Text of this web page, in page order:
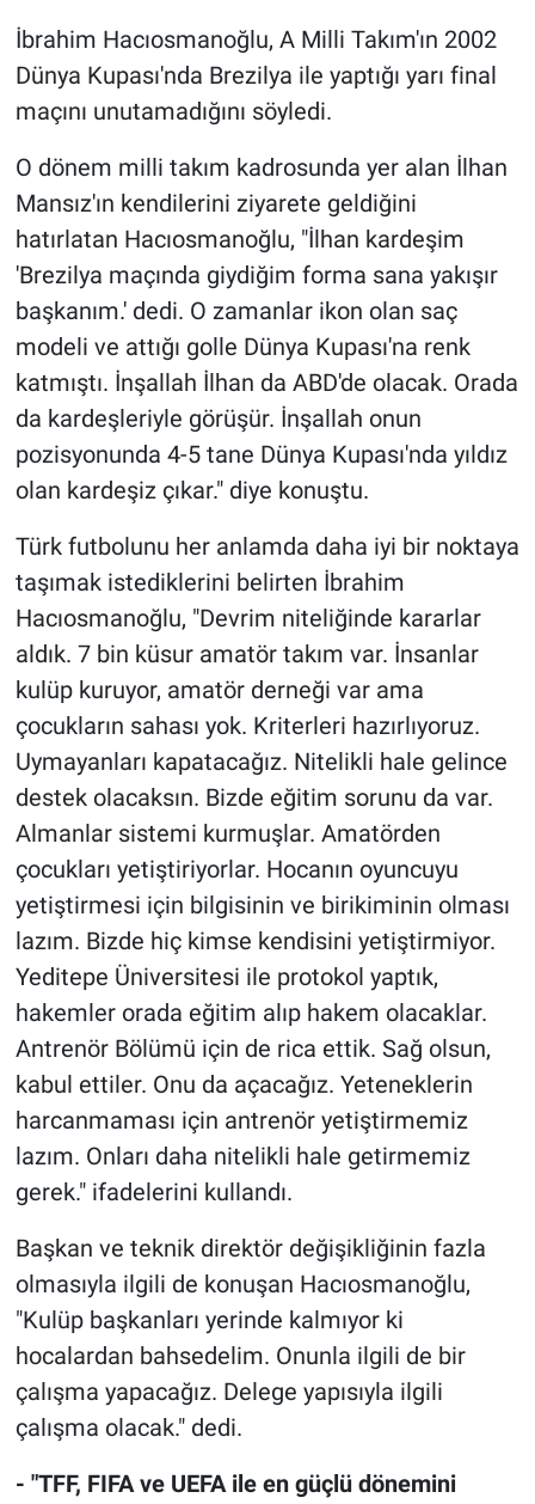
İbrahim Hacıosmanoğlu, A Milli Takım'ın 2002
Dünya Kupası'nda Brezilya ile yaptığı yarı final
maçını unutamadığını söyledi.
O dönem milli takım kadrosunda yer alan İlhan
Mansız'ın kendilerini ziyarete geldiğini
hatırlatan Hacıosmanoğlu, "İlhan kardeşim
'Brezilya maçında giydiğim forma sana yakışır
başkanım.' dedi. O zamanlar ikon olan saç
modeli ve attığı golle Dünya Kupası'na renk
katmıştı. İnşallah İlhan da ABD'de olacak. Orada
da kardeşleriyle görüşür. İnşallah onun
pozisyonunda 4-5 tane Dünya Kupası'nda yıldız
olan kardeşiz çıkar." diye konuştu.
Türk futbolunu her anlamda daha iyi bir noktaya
taşımak istediklerini belirten İbrahim
Hacıosmanoğlu, "Devrim niteliğinde kararlar
aldık. 7 bin küsur amatör takım var. İnsanlar
kulüp kuruyor, amatör derneği var ama
çocukların sahası yok. Kriterleri hazırlıyoruz.
Uymayanları kapatacağız. Nitelikli hale gelince
destek olacaksın. Bizde eğitim sorunu da var.
Almanlar sistemi kurmuşlar. Amatörden
çocukları yetiştiriyorlar. Hocanın oyuncuyu
yetiştirmesi için bilgisinin ve birikiminin olması
lazım. Bizde hiç kimse kendisini yetiştirmiyor.
Yeditepe Üniversitesi ile protokol yaptık,
hakemler orada eğitim alıp hakem olacaklar.
Antrenör Bölümü için de rica ettik. Sağ olsun,
kabul ettiler. Onu da açacağız. Yeteneklerin
harcanmaması için antrenör yetiştirmemiz
lazım. Onları daha nitelikli hale getirmemiz
gerek." ifadelerini kullandı.
Başkan ve teknik direktör değişikliğinin fazla
olmasıyla ilgili de konuşan Hacıosmanoğlu,
"Kulüp başkanları yerinde kalmıyor ki
hocalardan bahsedelim. Onunla ilgili de bir
çalışma yapacağız. Delege yapısıyla ilgili
çalışma olacak." dedi.
- "TFF, FIFA ve UEFA ile en güçlü dönemini